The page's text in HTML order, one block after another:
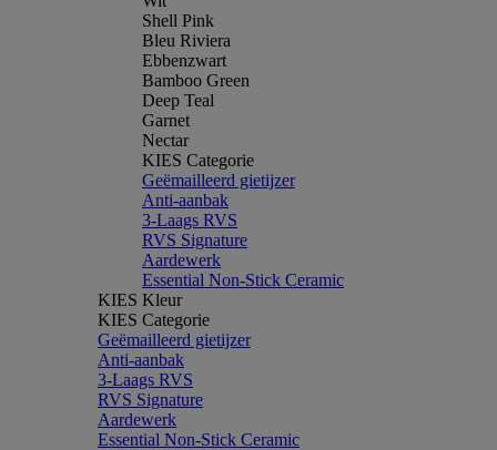
Shell Pink
Bleu Riviera
Ebbenzwart
Bamboo Green
Deep Teal
Garnet
Nectar
KIES Categorie
Geëmailleerd gietijzer
Anti-aanbak
3-Laags RVS
RVS Signature
Aardewerk
Essential Non-Stick Ceramic
KIES Kleur
KIES Categorie
Geëmailleerd gietijzer
Anti-aanbak
3-Laags RVS
RVS Signature
Aardewerk
Essential Non-Stick Ceramic